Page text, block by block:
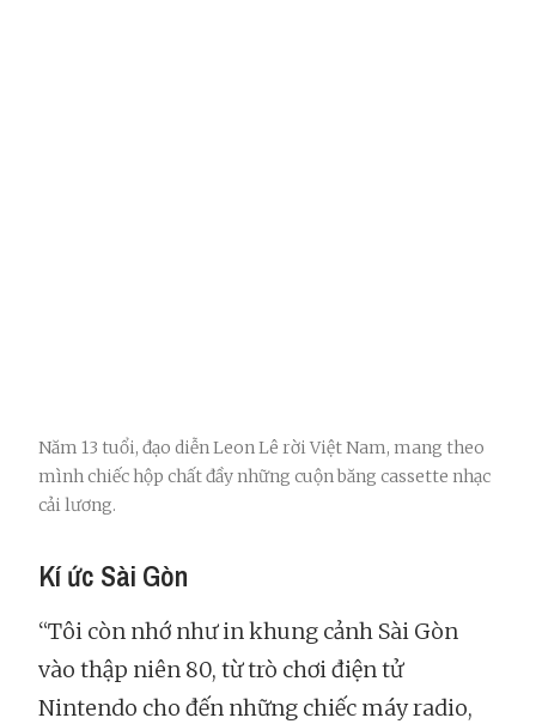
Năm 13 tuổi, đạo diễn Leon Lê rời Việt Nam, mang theo
mình chiếc hộp chất đầy những cuộn băng cassette nhạc
cải lương.
Kí ức Sài Gòn
“Tôi còn nhớ như in khung cảnh Sài Gòn
vào thập niên 80, từ trò chơi điện tử
Nintendo cho đến những chiếc máy radio,